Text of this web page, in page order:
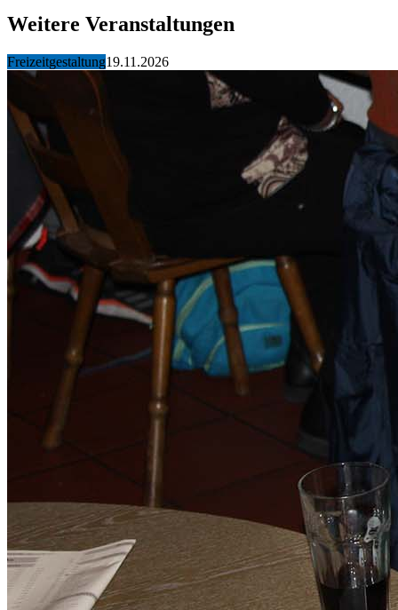
Weitere Veranstaltungen
Freizeitgestaltung19.11.2026